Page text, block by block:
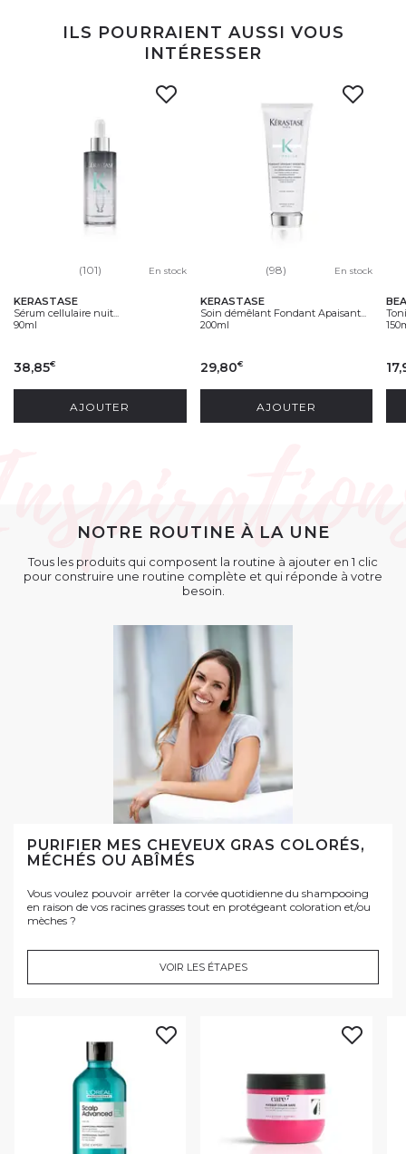
ILS POURRAIENT AUSSI VOUS
INTÉRESSER
(101) En stock
KERASTASE
Sérum cellulaire nuit...
90ml
38,85€
AJOUTER
(98) En stock
KERASTASE
Soin démêlant Fondant Apaisant...
200ml
29,80€
AJOUTER
NOTRE ROUTINE À LA UNE
Tous les produits qui composent la routine à ajouter en 1 clic
pour construire une routine complète et qui réponde à votre
besoin.
PURIFIER MES CHEVEUX GRAS COLORÉS,
MÉCHÉS OU ABÎMÉS
Vous voulez pouvoir arrêter la corvée quotidienne du shampooing
en raison de vos racines grasses tout en protégeant coloration et/ou
mèches ?
VOIR LES ÉTAPES